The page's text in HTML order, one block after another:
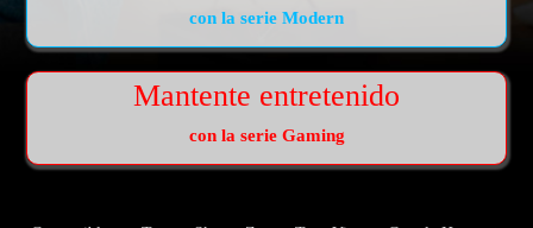
con la serie Modern
Mantente entretenido
con la serie Gaming